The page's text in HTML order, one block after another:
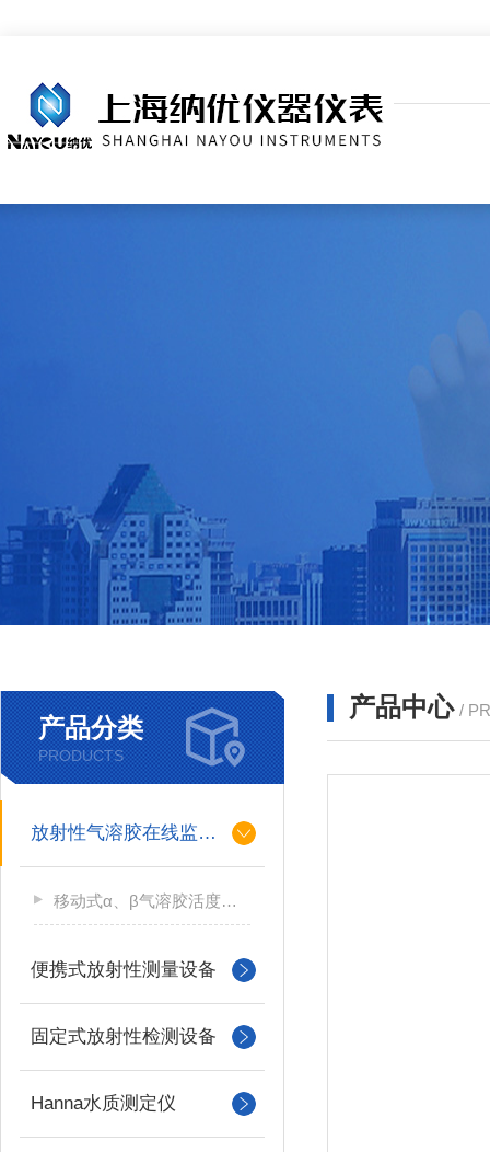
产品分类
PRODUCTS
放射性气溶胶在线监测仪
移动式α、β气溶胶活度测量仪
便携式放射性测量设备
固定式放射性检测设备
Hanna水质测定仪
产品中心 /